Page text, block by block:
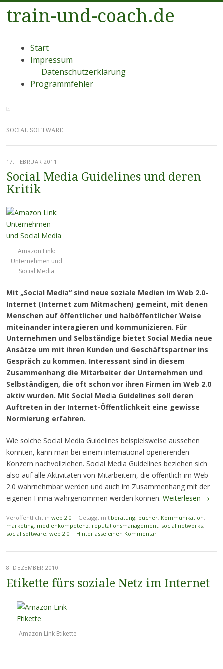
train-und-coach.de
Menü
Zum
Inhalt
Start
Impressum
Datenschutzerklärung
Programmfehler
SOCIAL SOFTWARE
17. FEBRUAR 2011
Social Media Guidelines und deren
Kritik
Amazon Link:
Unternehmen und
Social Media
Mit „Social Media“ sind neue soziale Medien im Web 2.0-
Internet (Internet zum Mitmachen) gemeint, mit denen
Menschen auf öffentlicher und halböffentlicher Weise
miteinander interagieren und kommunizieren. Für
Unternehmen und Selbständige bietet Social Media neue
Ansätze um mit ihren Kunden und Geschäftspartner ins
Gespräch zu kommen. Interessant sind in diesem
Zusammenhang die Mitarbeiter der Unternehmen und
Selbständigen, die oft schon vor ihren Firmen im Web 2.0
aktiv wurden. Mit Social Media Guidelines soll deren
Auftreten in der Internet-Öffentlichkeit eine gewisse
Normierung erfahren.
Wie solche Social Media Guidelines beispielsweise aussehen
könnten, kann man bei einem international operierenden
Konzern nachvollziehen. Social Media Guidelines beziehen sich
also auf alle Aktivitäten von Mitarbeitern, die öffentlich im Web
2.0 wahrnehmbar werden und auch im Zusammenhang mit der
eigenen Firma wahrgenommen werden können. Weiterlesen →
Veröffentlicht in web 2.0 | Getaggt mit beratung, bücher, Kommunikation,
marketing, medienkompetenz, reputationsmanagement, social networks,
social software, web 2.0 | Hinterlasse einen Kommentar
8. DEZEMBER 2010
Etikette fürs soziale Netz im Internet
Amazon Link Etikette